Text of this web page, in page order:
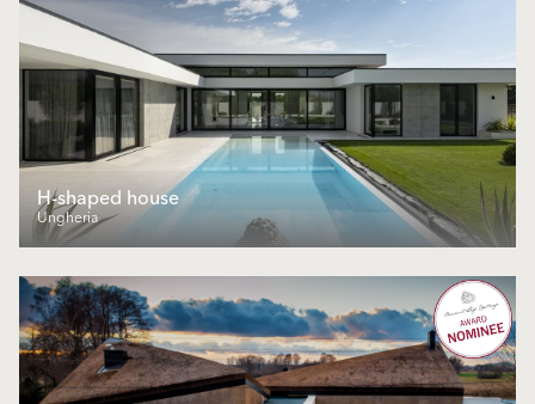
H-shaped house
Ungheria